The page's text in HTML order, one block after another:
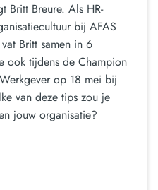
Britt Breure. Als HR-
bij AFAS
Britt samen in 6
ook tijdens de Champion
op 18 mei bij
van deze tips zou je
jouw organisatie?